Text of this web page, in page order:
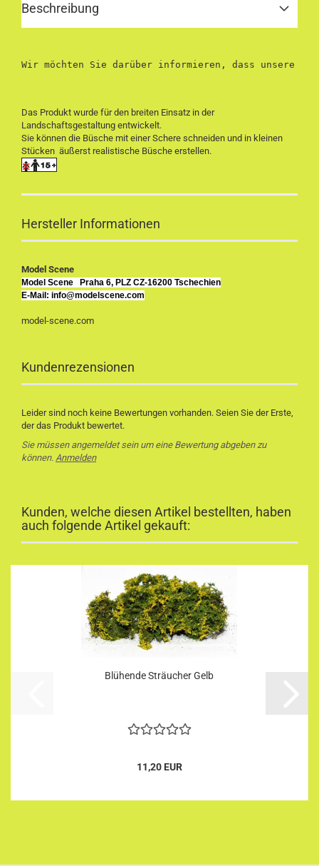
Beschreibung
Wir möchten Sie darüber informieren, dass unsere
Das Produkt wurde für den breiten Einsatz in der
Landschaftsgestaltung entwickelt.
Sie können die Büsche mit einer Schere schneiden und in kleinen
Stücken äußerst realistische Büsche erstellen.
Hersteller Informationen
Model Scene
Model Scene
Praha 6, PLZ CZ-16200 Tschechien
E-Mail: info@modelscene.com
model-scene.com
Kundenrezensionen
Leider sind noch keine Bewertungen vorhanden. Seien Sie der Erste,
der das Produkt bewertet.
Sie müssen angemeldet sein um eine Bewertung abgeben zu
können. Anmelden
Kunden, welche diesen Artikel bestellten, haben
auch folgende Artikel gekauft:
Blühende Sträucher Gelb
11,20 EUR